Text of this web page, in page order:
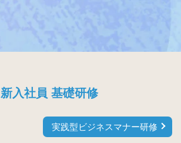
新入社員 基礎研修
実践型ビジネスマナー研修